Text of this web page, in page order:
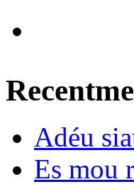
Adéu
Es mou